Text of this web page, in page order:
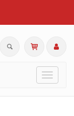
Toggle